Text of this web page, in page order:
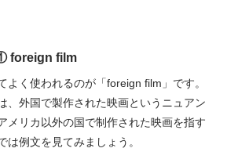
foreign film
よく使われるのが「foreign film」です。
、外国で製作された映画というニュアン
メリカ以外の国で制作された映画を指す
は例文を見てみましょう。